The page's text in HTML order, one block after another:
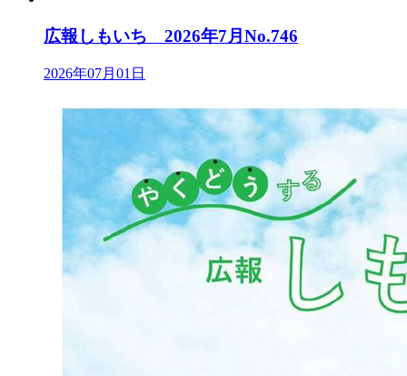
広報しもいち 2026年7月No.746
2026年07月01日